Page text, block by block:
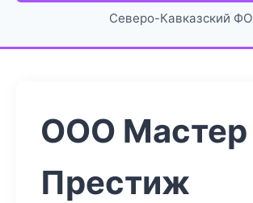
Северо-Кавказский ФО
ООО Мастер
Престиж